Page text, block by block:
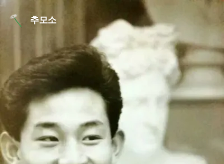
본문 바로가기
추모소